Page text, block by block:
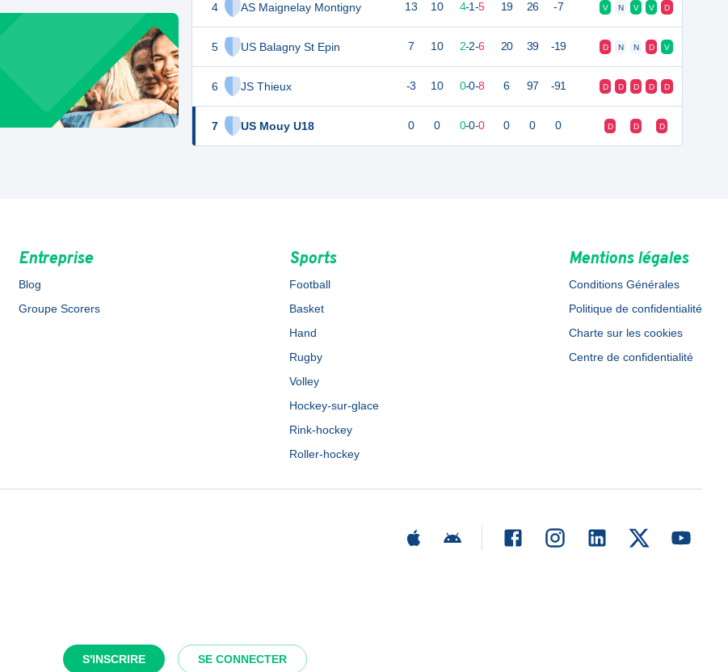
S'INSCRIRE SE CONNECTER
4 AS Maignelay Montigny
5 US Balagny St Epin
6 JS Thieux
7 US Mouy U18
13 10 4-1-5 19 26 -7 V N V V D
7 10 2-2-6 20 39 -19 D N N D V
-3 10 0-0-8 6 97 -91 D D D D D
0 0 0-0-0 0 0 0 D D D
Entreprise
Blog
Groupe Scorers
Sports
Football
Basket
Hand
Rugby
Volley
Hockey-sur-glace
Rink-hockey
Roller-hockey
Mentions légales
Conditions Générales
Politique de confidentialité
Charte sur les cookies
Centre de confidentialité